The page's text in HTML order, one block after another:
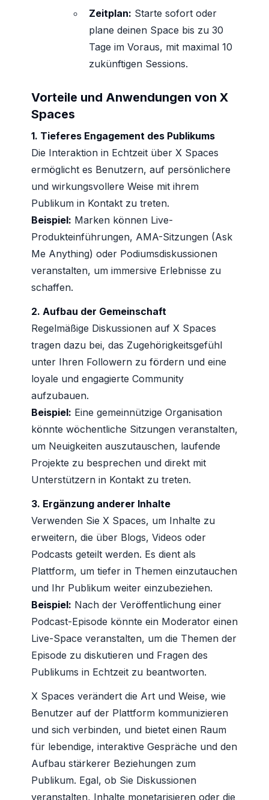
Zeitplan: Starte sofort oder
plane deinen Space bis zu 30
Tage im Voraus, mit maximal 10
zukünftigen Sessions.
Vorteile und Anwendungen von X
Spaces
1. Tieferes Engagement des Publikums
Die Interaktion in Echtzeit über X Spaces
ermöglicht es Benutzern, auf persönlichere
und wirkungsvollere Weise mit ihrem
Publikum in Kontakt zu treten.
Beispiel: Marken können Live-
Produkteinführungen, AMA-Sitzungen (Ask
Me Anything) oder Podiumsdiskussionen
veranstalten, um immersive Erlebnisse zu
schaffen.
2. Aufbau der Gemeinschaft
Regelmäßige Diskussionen auf X Spaces
tragen dazu bei, das Zugehörigkeitsgefühl
unter Ihren Followern zu fördern und eine
loyale und engagierte Community
aufzubauen.
Beispiel: Eine gemeinnützige Organisation
könnte wöchentliche Sitzungen veranstalten,
um Neuigkeiten auszutauschen, laufende
Projekte zu besprechen und direkt mit
Unterstützern in Kontakt zu treten.
3. Ergänzung anderer Inhalte
Verwenden Sie X Spaces, um Inhalte zu
erweitern, die über Blogs, Videos oder
Podcasts geteilt werden. Es dient als
Plattform, um tiefer in Themen einzutauchen
und Ihr Publikum weiter einzubeziehen.
Beispiel: Nach der Veröffentlichung einer
Podcast-Episode könnte ein Moderator einen
Live-Space veranstalten, um die Themen der
Episode zu diskutieren und Fragen des
Publikums in Echtzeit zu beantworten.
X Spaces verändert die Art und Weise, wie
Benutzer auf der Plattform kommunizieren
und sich verbinden, und bietet einen Raum
für lebendige, interaktive Gespräche und den
Aufbau stärkerer Beziehungen zum
Publikum. Egal, ob Sie Diskussionen
veranstalten, Inhalte monetarisieren oder die